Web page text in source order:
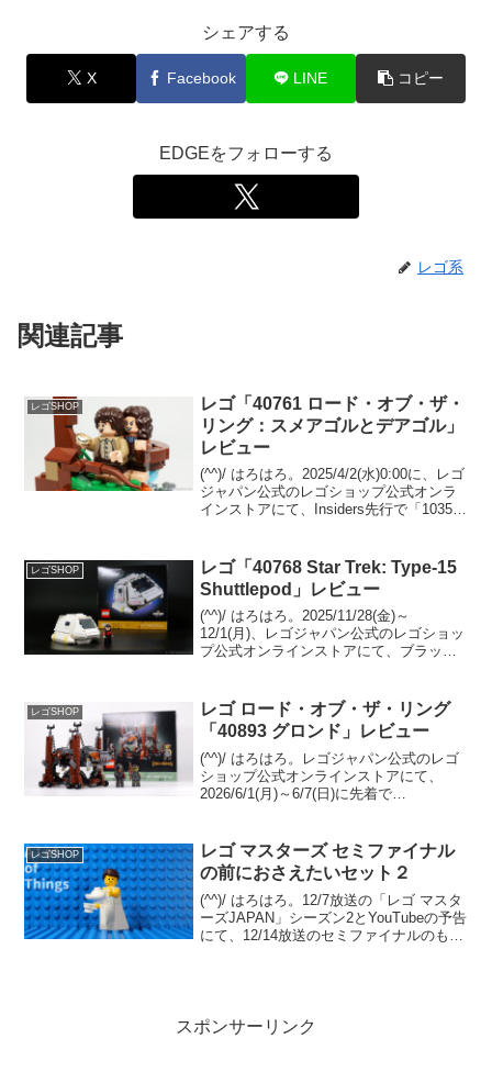
シェアする
X Facebook LINE コピー
EDGEをフォローする
レゴ系
関連記事
レゴSHOP
レゴ「40761 ロード・オブ・ザ・
リング：スメアゴルとデアゴル」
レビュー
(^^)/ はろはろ。2025/4/2(水)0:00に、レゴ
ジャパン公式のレゴショップ公式オンラ
インストアにて、Insiders先行で「10354
GWP「40761 ロード・オブ...
レゴSHOP
レゴ「40768 Star Trek: Type-15
Shuttlepod」レビュー
(^^)/ はろはろ。2025/11/28(金)～
12/1(月)、レゴジャパン公式のレゴショッ
プ公式オンラインストアにて、ブラック
15 Shu...
レゴSHOP
レゴ ロード・オブ・ザ・リング
「40893 グロンド」レビュー
(^^)/ はろはろ。レゴジャパン公式のレゴ
ショップ公式オンラインストアにて、
2026/6/1(月)～6/7(日)に先着で
ザ・リング：ミナス・ティリス」の購...
レゴSHOP
レゴ マスターズ セミファイナル
の前におさえたいセット２
(^^)/ はろはろ。12/7放送の「レゴ マスタ
ーズJAPAN」シーズン2とYouTubeの予告
にて、12/14放送のセミファイナルのもう
スポンサーリンク